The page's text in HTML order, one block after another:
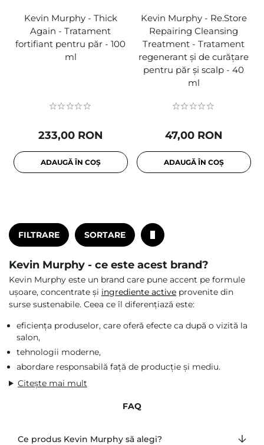
Kevin Murphy - Thick
Again - Tratament
fortifiant pentru păr - 100
ml
233,00 RON
ADAUGĂ ÎN COȘ
Kevin Murphy - Re.Store
Repairing Cleansing
Treatment - Tratament
regenerant și de curățare
pentru păr și scalp - 40
ml
47,00 RON
ADAUGĂ ÎN COȘ
FILTRARE SORTARE
Kevin Murphy - ce este acest brand?
Kevin Murphy este un brand care pune accent pe formule
ușoare, concentrate și ingrediente active provenite din
surse sustenabile. Ceea ce îl diferențiază este:
eficiența produselor, care oferă efecte ca după o vizită la
salon,
tehnologii moderne,
abordare responsabilă față de producție și mediu.
Citește mai mult
FAQ
Ce produs Kevin Murphy să alegi?